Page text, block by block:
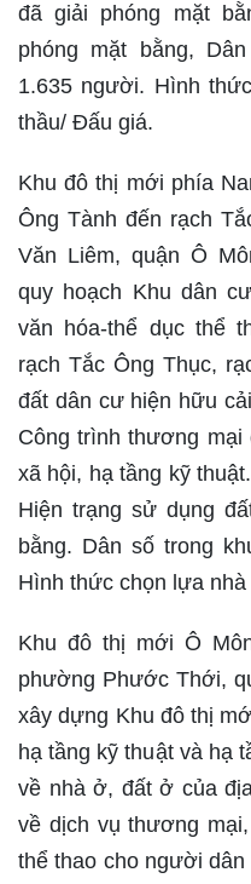
đã giải phóng mặt
phóng mặt bằng,
1.635 người. Hình
thầu/ Đấu giá.
Khu đô thị mới phía
Ông Tành đến rạch
Văn Liêm, quận Ô
quy hoạch Khu dân
văn hóa-thể dục thể
rạch Tắc Ông Thục,
đất dân cư hiện hữu
Công trình thương mại
xã hội, hạ tầng kỹ
Hiện trạng sử dụng
bằng. Dân số trong
Hình thức chọn lựa
Khu đô thị mới Ô
phường Phước Thới,
xây dựng Khu đô thị
hạ tầng kỹ thuật và hạ
về nhà ở, đất ở của
về dịch vụ thương
thể thao cho người